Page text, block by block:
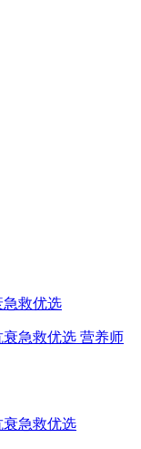
急救优选
营养师